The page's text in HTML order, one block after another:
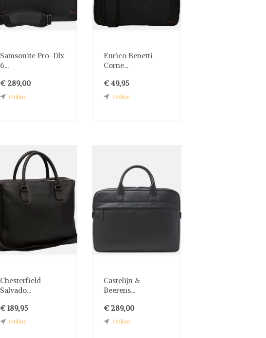
Samsonite Pro-Dlx
6...
€ 289,00
Online
Enrico Benetti
Corne...
€ 49,95
Online
Chesterfield
Salvado...
€ 189,95
Online
Castelijn &
Beerens...
€ 289,00
Online